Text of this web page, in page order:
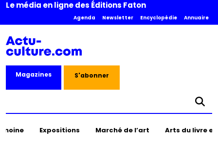
Le média en ligne des Éditions Faton
Agenda Newsletter Encyclopédie Annuaire
Magazines S'abonner
Expositions Marché de l’art Arts du livre